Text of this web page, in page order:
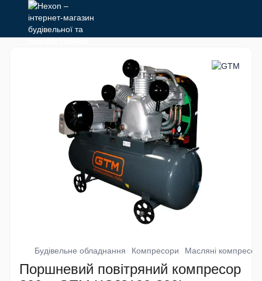
Будівельне обладнання Компресори Масляні
Поршневий повітряний компресор